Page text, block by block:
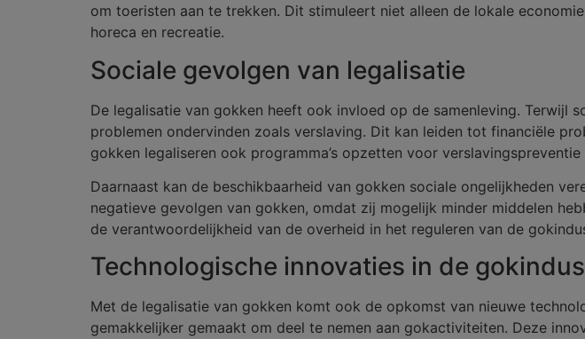
om toeristen aan te trekken. Dit stimuleert niet alleen de lokale
horeca en recreatie.
Sociale gevolgen van legalisatie
De legalisatie van gokken heeft ook invloed op de samenleving. Terwijl
problemen ondervinden zoals verslaving. Dit kan leiden tot financiële
gokken legaliseren ook programma’s opzetten voor verslavingspreventie
Daarnaast kan de beschikbaarheid van gokken sociale ongelijkheden
negatieve gevolgen van gokken, omdat zij mogelijk minder middelen
de verantwoordelijkheid van de overheid in het reguleren van de
Technologische innovaties in de
Met de legalisatie van gokken komt ook de opkomst van nieuwe
gemakkelijker gemaakt om deel te nemen aan gokactiviteiten. Deze